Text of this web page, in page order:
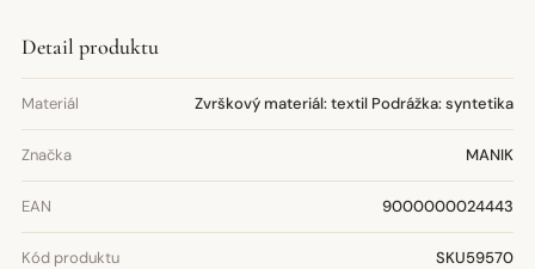
Detail produktu
Materiál Zvrškový materiál: textil Podrážka: syntetika
Značka MANIK
EAN 9000000024443
Kód produktu SKU59570